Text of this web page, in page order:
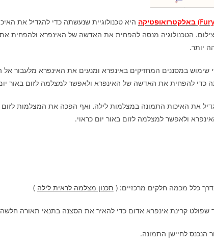
היא טכנולוגיית שנעשתה כדי להגדיל את
הטכנולוגיה מנסה להפחית את האדשה של האינפרא ולהפחית
יותר.
במסננים המחזיקים באינפרא ומנעים את האינפרא מלעבור אל
כדי להפחית את האדשה של האינפרא ולאפשר למצלמה לזום באור
את האיכות התמונה במצלמות לילה, ואף הפכה את המצלמות לזום
ולאפשר למצלמה לזום באור יום כראוי.
כלל מכמה חלקים מרכזיים: ( תכנון מצלמה לראית לילה )
שפולט קרינת אינפרא אדום כדי להאיר את הסצנה בתנאי תאורה
לחיישן התמונה.